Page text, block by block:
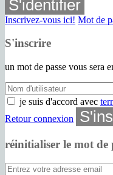
S'identifier
Inscrivez-vous ici! Mot de
S'inscrire
un mot de passe vous sera
je suis d'accord avec
Retour connexion
réinitialiser le mot de